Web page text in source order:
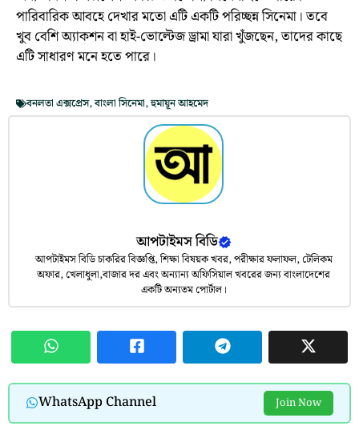
পারিবারিক আবহে দেখার মতো এটি একটি পরিচ্ছন্ন সিনেমা। তবে
খুব বেশি অ্যাকশন বা হাই-ভোল্টেজ ড্রামা যারা খুঁজছেন, তাদের কাছে
এটি সাধারণ মনে হতে পারে।
বনলতা এক্সপ্রেস,বাংলা সিনেমা,হুমায়ূন আহমেদ
আপটাইমস বিডি
আপটাইমস বিডি চাকরির বিজ্ঞপ্তি, শিক্ষা বিষয়ক খবর, পরীক্ষার ফলাফল, টেলিকম
অফার, খেলাধুলা,বাজার দর এবং অন্যান্য অফিসিয়াল খবরের জন্য বাংলাদেশের
একটি অন্যতম পোর্টাল।
WhatsApp Channel Join Now